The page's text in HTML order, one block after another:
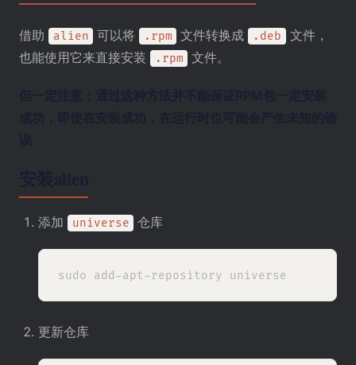
借助 alien 可以将 .rpm 文件转换成 .deb 文件，
也能使用它来直接安装
.rpm 文件。
添加 universe 仓库
更新仓库